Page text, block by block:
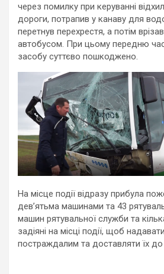
через помилку при керуванні
дороги, потрапив у канаву для
перетнув перехрестя, а потім
автобусом. При цьому передню
засобу суттєво пошкоджено.
На місце події відразу прибула
дев’ятьма машинами та 43
машин рятувальної служби та
задіяні на місці події, щоб
постраждалим та доставляти їх до